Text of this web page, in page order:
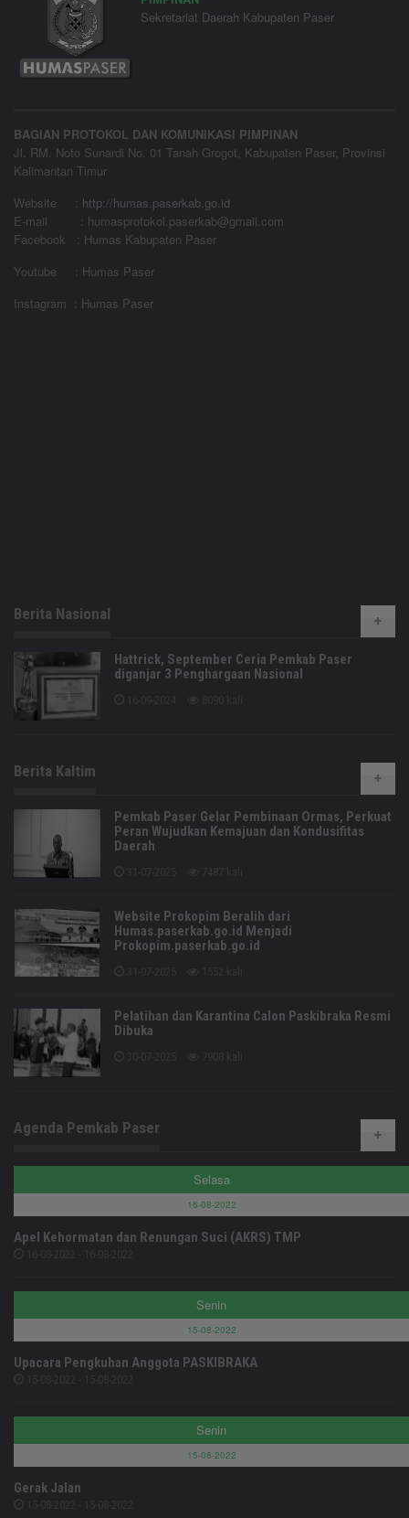
Sekretariat Daerah Kabupaten Paser
BAGIAN PROTOKOL DAN KOMUNIKASI PIMPINAN
Jl. RM. Noto Sunardi No. 01 Tanah Grogot, Kabupaten Paser, Provinsi
Kalimantan Timur
Website
: http://humas.paserkab.go.id
E-mail : humasprotokol.paserkab@gmail.com
Facebook : Humas Kabupaten Paser
Youtube : Humas Paser
Instagram : Humas Paser
Berita Nasional
Hattrick, September Ceria Pemkab Paser
diganjar 3 Penghargaan Nasional
Berita Kaltim
Pemkab Paser Gelar Pembinaan Ormas, Perkuat
Peran Wujudkan Kemajuan dan Kondusifitas
Daerah
Website Prokopim Beralih dari
Humas.paserkab.go.id Menjadi
Prokopim.paserkab.go.id
Pelatihan dan Karantina Calon Paskibraka Resmi
Dibuka
Agenda Pemkab Paser
Selasa
16-08-2022
Apel Kehormatan dan Renungan Suci (AKRS) TMP
Senin
15-08-2022
Upacara Pengkuhan Anggota PASKIBRAKA
Senin
15-08-2022
Gerak Jalan